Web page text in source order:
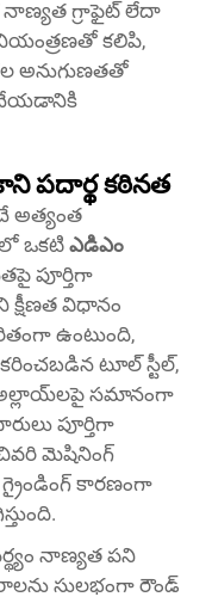
నాణ్యత గ్రాఫైట్ లేదా
కలిపి,
అనుగుణతతో
చేయడానికి
పదార్థ కఠినత
అత్యంత
ఒకటి ఎడిఎం
పూర్తిగా
క్షీణత విధానం
ఉంటుంది,
టూల్ స్టీల్,
సమానంగా
పూర్తిగా
మెషినింగ్
కారణంగా
నాణ్యత పని
సులభంగా రౌండ్